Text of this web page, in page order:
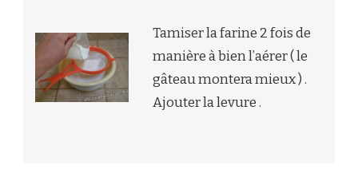
Tamiser la farine 2 fois de
manière à bien l’aérer ( le
gâteau montera mieux ) .
Ajouter la levure .